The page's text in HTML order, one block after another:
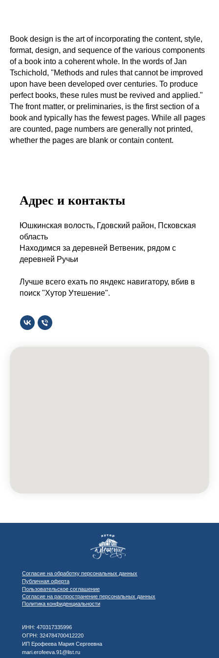
Book design is the art of incorporating the content, style,
format, design, and sequence of the various components
of a book into a coherent whole. In the words of Jan
Tschichold, "Methods and rules that cannot be improved
upon have been developed over centuries. To produce
perfect books, these rules must be revived and applied."
The front matter, or preliminaries, is the first section of a
book and typically has the fewest pages. While all pages
are counted, page numbers are generally not printed,
whether the pages are blank or contain content.
Адрес и контакты
Юшкинская волость, Гдовский район, Псковская
область
Находимся за деревней Ветвеник, рядом с
деревней Ручьи
Лучше всего ехать по яндекс навигатору, вбив в
поиск "Хутор Утешение".
Согласие на обработку персональных данных
Пользовательское соглашение
Публичная оферта
Политика конфиденциальности
Согласие на распространение персональных данных
ИНН: 470317335996
ОГРН: 324784700412220
ИП Ерофеева Мария Сергеевна
mari.erofeeva.91@list.ru